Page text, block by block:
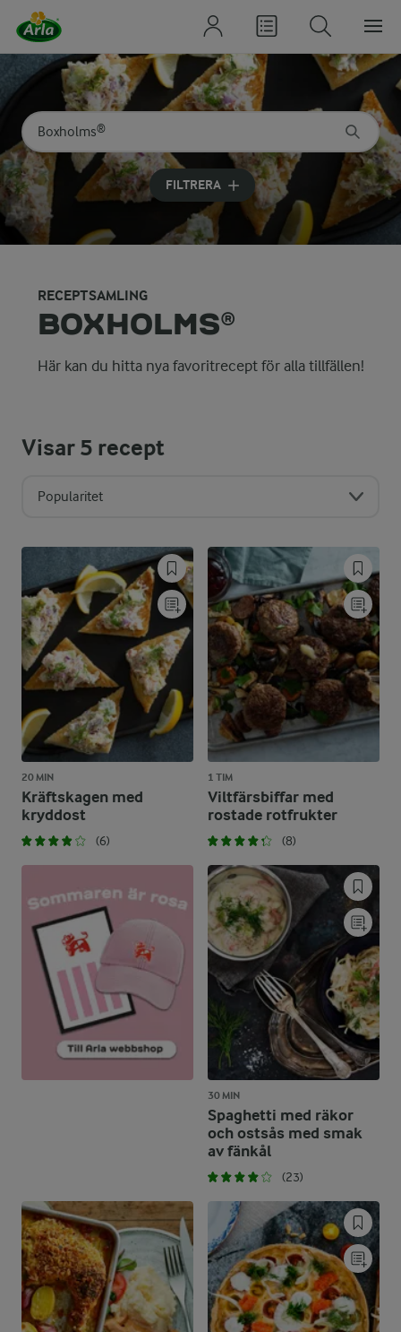
Sök på kategori eller ingrediens
Skriv in sökord för att få förslag
FILTRERA
RECEPTSAMLING
BOXHOLMS®
Här kan du hitta nya favoritrecept för alla tillfällen!
Visar5 recept
Popularitet
20 MIN
Kräftskagen med
kryddost
(6)
1 TIM
Viltfärsbiffar med
rostade rotfrukter
(8)
30 MIN
Spaghetti med räkor
och ostsås med smak
av fänkål
(23)